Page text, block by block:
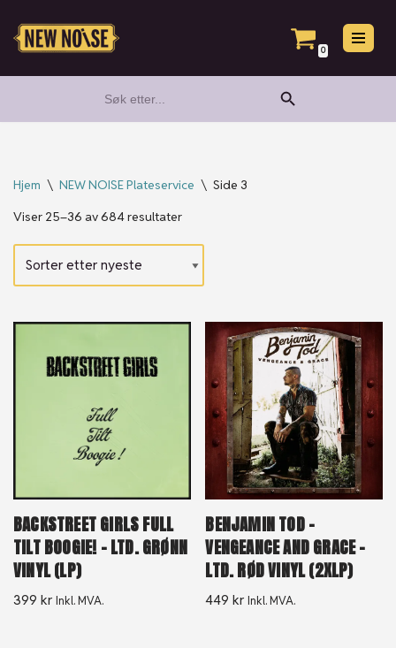
Hopp
0
for:
Search Button
Hjem \ NEW NOISE Plateservice \ Side 3
Viser 25–36 av 684 resultater
BACKSTREET GIRLS FULL
TILT BOOGIE! – LTD. GRØNN
VINYL (LP)
399 kr Inkl. MVA.
BENJAMIN TOD –
VENGEANCE AND GRACE –
LTD. RØD VINYL (2XLP)
449kr Inkl. MVA.